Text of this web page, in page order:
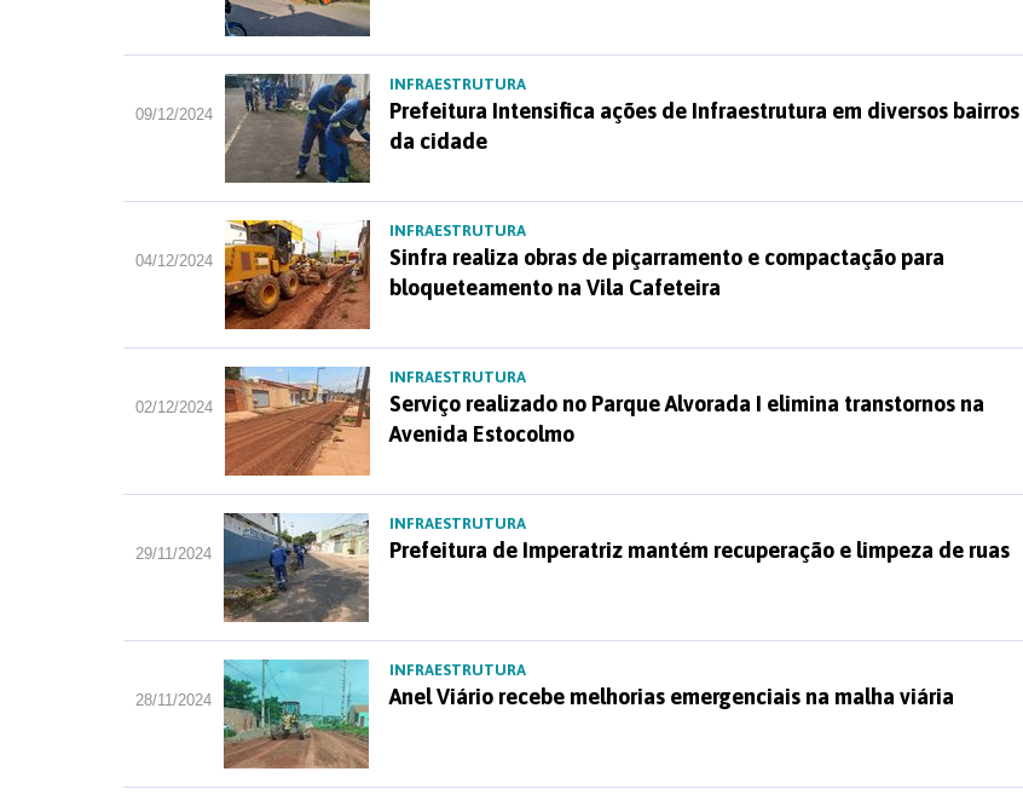
09/12/2024
INFRAESTRUTURA
Prefeitura Intensifica ações de Infraestrutura em diversos bairros
da cidade
04/12/2024
INFRAESTRUTURA
Sinfra realiza obras de piçarramento e compactação para
bloqueteamento na Vila Cafeteira
02/12/2024
INFRAESTRUTURA
Serviço realizado no Parque Alvorada I elimina transtornos na
Avenida Estocolmo
29/11/2024
INFRAESTRUTURA
Prefeitura de Imperatriz mantém recuperação e limpeza de ruas
28/11/2024
INFRAESTRUTURA
Anel Viário recebe melhorias emergenciais na malha viária